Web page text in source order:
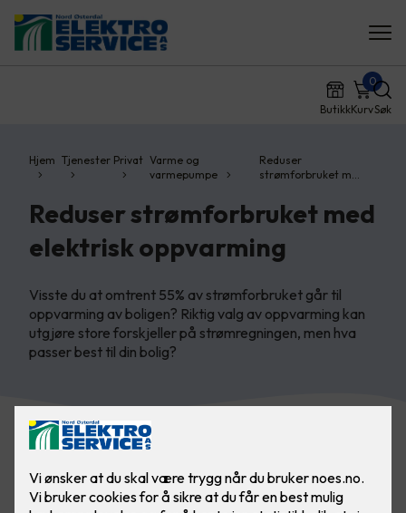
ButikkKurv
0
Søk
Hjem Tjenester Privat Varme og
varmepumpe
Reduser
strømforbruket m…
Reduser strømforbruket med
elektrisk oppvarming
Visste du at omtrent 55% av strømforbruket går til
oppvarming av boligen? Riktig valg av oppvarming kan
utgjøre store forskjeller på strømregningen, men hva
passer best til din bolig?